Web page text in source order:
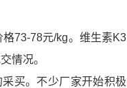
73-78元/kg。维生素K3
情况。
买。不少厂家开始积极